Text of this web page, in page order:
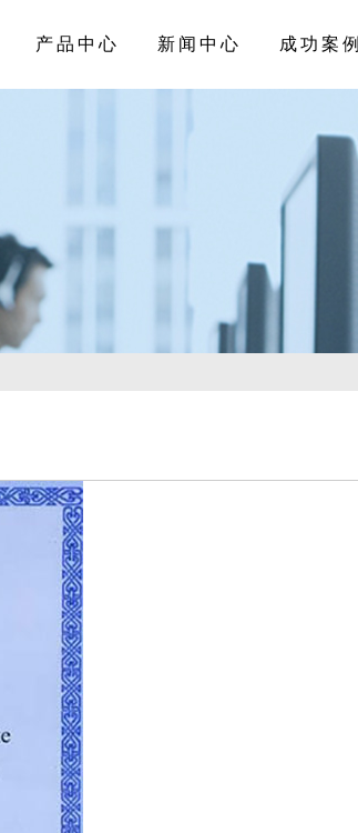
产品中心 新闻中心 成功案例